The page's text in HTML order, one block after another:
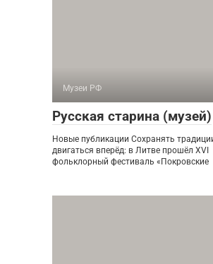
Музеи РФ
Русская старина (музей)
Новые публикации Сохранять
двигаться вперёд: в Литве прошёл XVI
фольклорный фестиваль «Покровские